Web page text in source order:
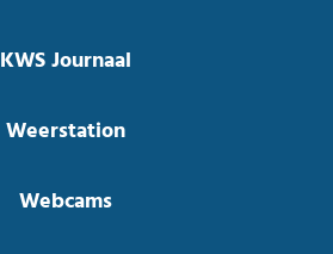
KWS Journaal
Weerstation
Webcams